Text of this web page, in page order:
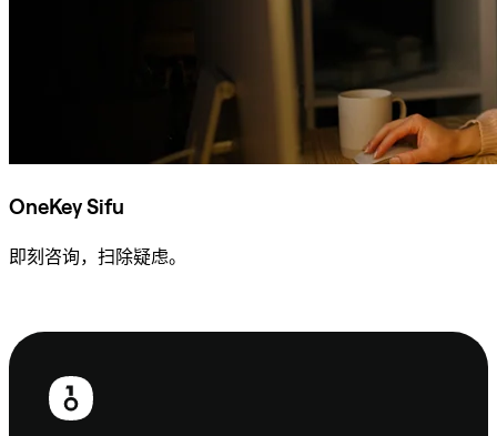
OneKey Sifu
即刻咨询，扫除疑虑。
页